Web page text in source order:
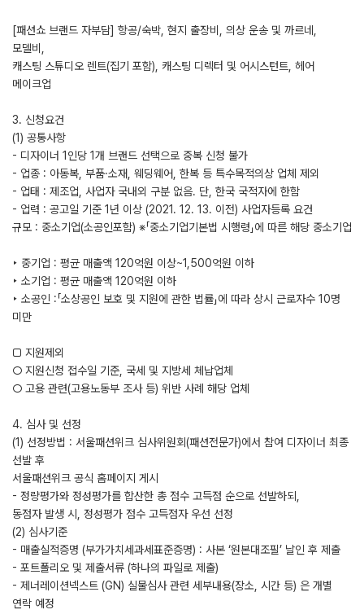
[패션쇼 브랜드 자부담] 항공/숙박, 현지 출장비, 의상 운송 및 까르네,
모델비,
캐스팅 스튜디오 렌트(집기 포함), 캐스팅 디렉터 및 어시스턴트, 헤어
메이크업
3. 신청요건
(1) 공통사항
- 디자이너 1인당 1개 브랜드 선택으로 중복 신청 불가
- 업종 : 아동복, 부품·소재, 웨딩웨어, 한복 등 특수목적의상 업체 제외
- 업태 : 제조업, 사업자 국내외 구분 없음. 단, 한국 국적자에 한함
- 업력 : 공고일 기준 1년 이상 (2021. 12. 13. 이전) 사업자등록 요건
규모 : 중소기업(소공인포함) ※「중소기업기본법 시행령」에 따른 해당 중소기업
‣ 중기업 : 평균 매출액 120억원 이상~1,500억원 이하
‣ 소기업 : 평균 매출액 120억원 이하
‣ 소공인 :「소상공인 보호 및 지원에 관한 법률」에 따라 상시 근로자수 10명
미만
□ 지원제외
○ 지원신청 접수일 기준, 국세 및 지방세 체납업체
○ 고용 관련(고용노동부 조사 등) 위반 사례 해당 업체
4. 심사 및 선정
(1) 선정방법 : 서울패션위크 심사위원회(패션전문가)에서 참여 디자이너 최종
선발 후
서울패션위크 공식 홈페이지 게시
- 정량평가와 정성평가를 합산한 총 점수 고득점 순으로 선발하되,
동점자 발생 시, 정성평가 점수 고득점자 우선 선정
(2) 심사기준
- 매출실적증명 (부가가치세과세표준증명) : 사본 ‘원본대조필’ 날인 후 제출
- 포트폴리오 및 제출서류 (하나의 파일로 제출)
- 제너레이션넥스트 (GN) 실물심사 관련 세부내용(장소, 시간 등) 은 개별
연락 예정